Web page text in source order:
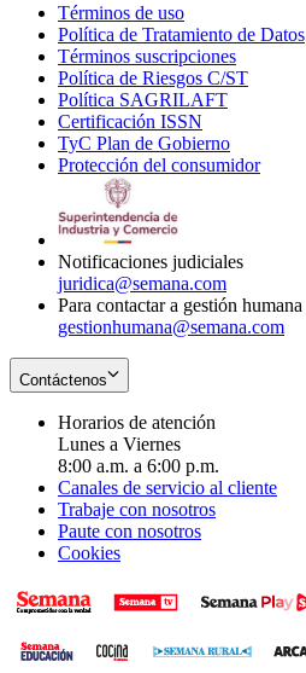
Términos de uso
in
new
window
Política de Tratamiento de Datos
Términos suscripciones
in
Política de Riesgos C/ST
Política SAGRILAFT
new
window
Certificación ISSN
in
new
TyC Plan de Gobierno
in
Protección del consumidorOpens
Notificaciones judiciales
juridica@semana.com
Para contactar a gestión humana
gestionhumana@semana.com
Contáctenos
Horarios de atención
Lunes a Viernes
8:00 a.m. a 6:00 p.m.
Canales de servicio al cliente
Trabaje con nosotros
Paute con nosotros
Cookies